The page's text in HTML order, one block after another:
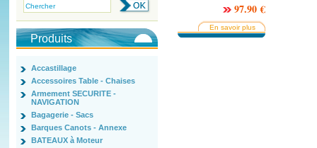
Produits
Accastillage
Accessoires Table - Chaises
Armement SECURITE -
NAVIGATION
Bagagerie - Sacs
Barques Canots - Annexe
BATEAUX à Moteur
97.90 €
En savoir plus